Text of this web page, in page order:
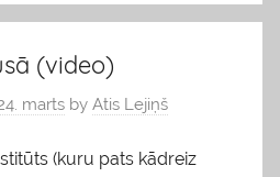
(video)
marts by Atis Lejiņš
(kuru pats kādreiz